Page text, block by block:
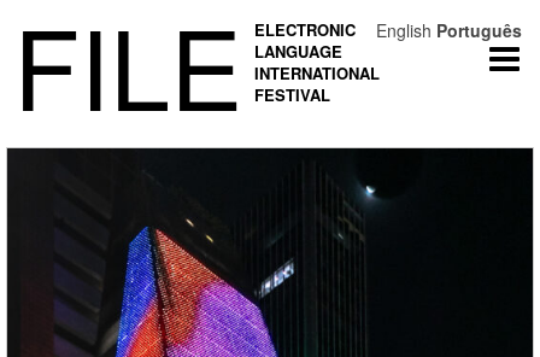
FILE
ELECTRONIC
LANGUAGE
INTERNATIONAL
FESTIVAL
English Português